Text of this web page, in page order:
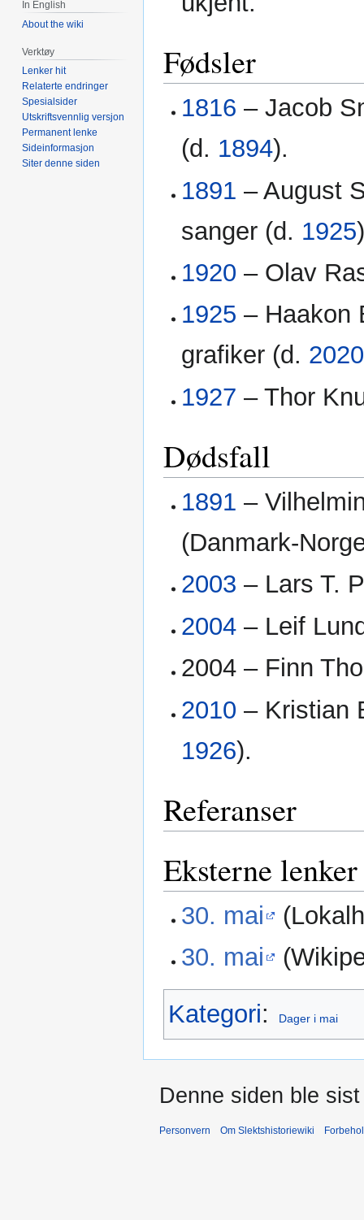
Fødsler
1816 – Jacob
(d. 1894).
1891 – August
sanger (d. 1925
1920 – Olav
1925 – Haakon
grafiker (d. 2020
1927 – Thor
Dødsfall
1891 –
(Danmark-
2003 – Lars T.
2004 – Leif
2004 – Finn
2010 – Kristian
1926).
Referanser
Eksterne lenker
30. mai
30. mai
Kategori: Dager i mai
In English
About the wiki
Verktøy
Lenker hit
Relaterte endringer
Spesialsider
Utskriftsvennlig versjon
Permanent lenke
Sideinformasjon
Siter denne siden
Denne siden ble
Personvern Om Slektshistoriewiki